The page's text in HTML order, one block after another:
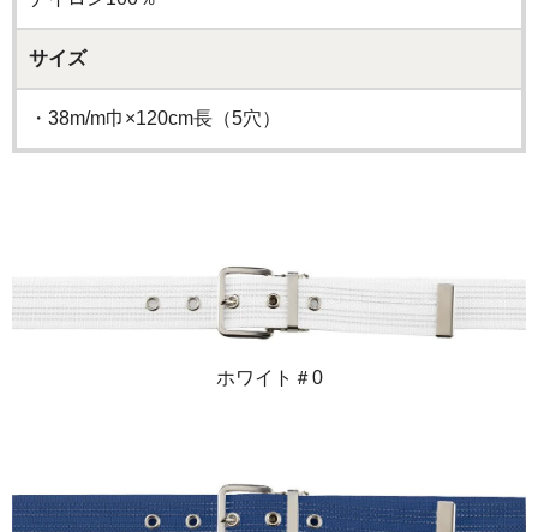
サイズ
・38m/m巾×120cm長（5穴）
ホワイト＃0